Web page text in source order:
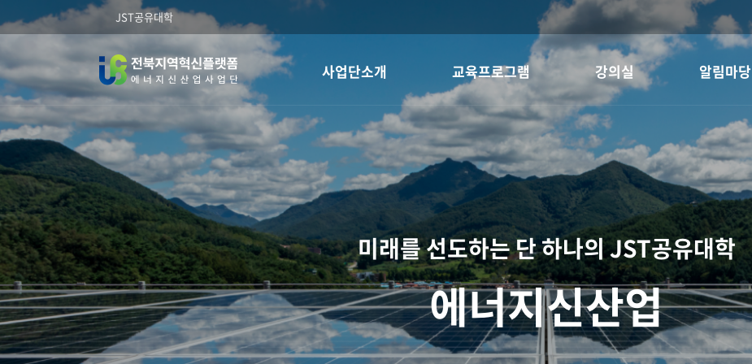
JST공유대학
사업단소개 교육프로그램 강의실 알림마당
미래를 선도하는 단 하나의 JST공유대학
에너지신산업